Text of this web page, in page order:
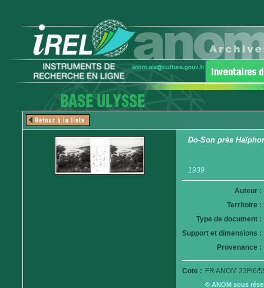
Do-Son près
1939
Auteur :
Territoire :
Type de document :
Support et dimensions :
Provenance :
Cote : FR ANOM 23Fi6/
© ANOM sous